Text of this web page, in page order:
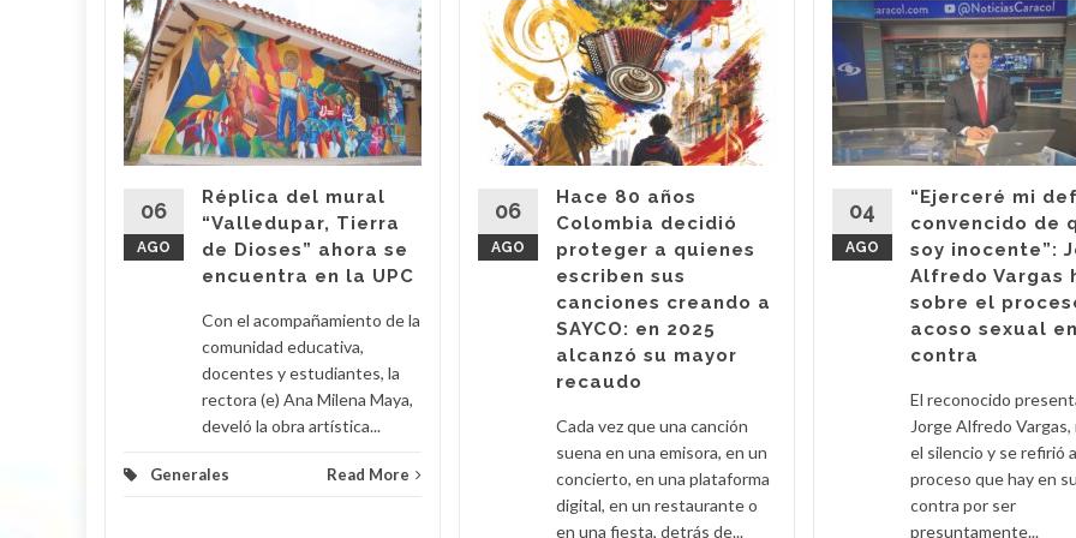
06
AGO
Réplica del mural
“Valledupar, Tierra
de Dioses” ahora se
encuentra en la UPC
Con el acompañamiento de la
comunidad educativa,
docentes y estudiantes, la
rectora (e) Ana Milena Maya,
develó la obra artística...
Generales Read More
06
AGO
Hace 80 años
Colombia decidió
proteger a quienes
escriben sus
canciones creando a
SAYCO: en 2025
alcanzó su mayor
recaudo
Cada vez que una canción
suena en una emisora, en un
concierto, en una plataforma
digital, en un restaurante o
en una fiesta, detrás de...
04
AGO
“Ejerceré mi
convencido de
soy inocente”:
Alfredo Vargas
sobre el
acoso sexual
contra
El reconocido
Jorge Alfredo Vargas,
el silencio y se refirió
proceso que hay en su
contra por ser
presuntamente...